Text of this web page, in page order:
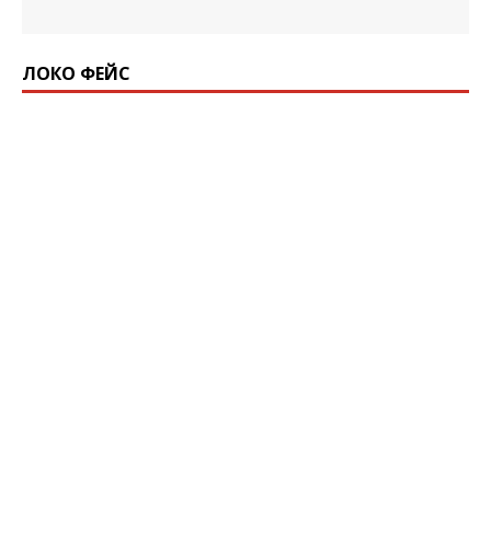
ЛОКО ФЕЙС